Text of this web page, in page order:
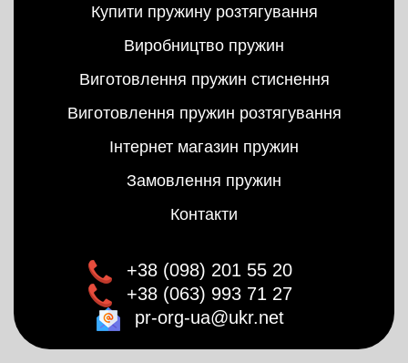
Купити пружину розтягування
Виробництво пружин
Виготовлення пружин стиснення
Виготовлення пружин розтягування
Інтернет магазин пружин
Замовлення пружин
Контакти
+38 (098) 201 55 20
+38 (063) 993 71 27
pr-org-ua@ukr.net